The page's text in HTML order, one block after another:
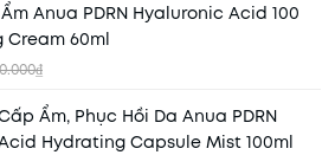
Anua PDRN Hyaluronic Acid 100
Cream 60ml
Ẩm, Phục Hồi Da Anua PDRN
Hydrating Capsule Mist 100ml